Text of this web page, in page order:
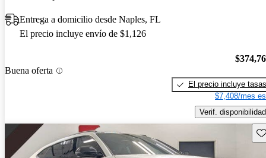
Entrega a domicilio desde Naples, FL
El precio incluye envío de $1,126
Buena oferta
El precio incluye tasas
$7,408/mes
Verif. disponibilidad